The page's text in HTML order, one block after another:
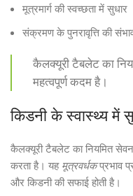
मूत्रमार्ग की स्वच्छता में सुधार
संक्रमण के पुनरावृत्ति की
कैलक्यूरी टैबलेट का
महत्वपूर्ण कदम है।
किडनी के स्वास्थ्य में
कैलक्यूरी टैबलेट का नियमित
करता है। यह मूत्रवर्धकप्रभाव
और किडनी की सफाई होती है।